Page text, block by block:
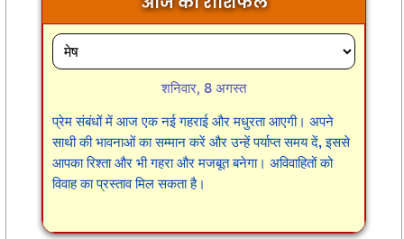
शनिवार, 8 अगस्त
प्रेम संबंधों में आज एक नई गहराई और मधुरता आएगी। अपने
साथी की भावनाओं का सम्मान करें और उन्हें पर्याप्त समय दें, इससे
आपका रिश्ता और भी गहरा और मजबूत बनेगा। अविवाहितों को
विवाह का प्रस्ताव मिल सकता है।